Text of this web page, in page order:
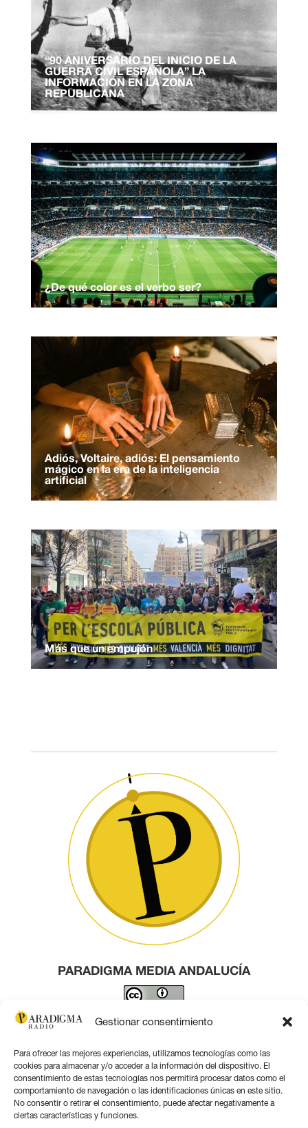
Gestionar consentimiento
Para ofrecer las mejores experiencias, utilizamos tecnologías como las
cookies para almacenar y/o acceder a la información del dispositivo. El
consentimiento de estas tecnologías nos permitirá procesar datos como el
comportamiento de navegación o las identificaciones únicas en este sitio.
No consentir o retirar el consentimiento, puede afectar negativamente a
ciertas características y funciones.
“90 ANIVERSARIO DEL INICIO DE LA
GUERRA CIVIL ESPAÑOLA” LA
INFORMACIÓN EN LA ZONA
REPUBLICANA
¿De qué color es el verbo ser?
Adiós, Voltaire, adiós: El pensamiento
mágico en la era de la inteligencia
artificial
Más que un empujón
PARADIGMA MEDIA ANDALUCÍA
Este obra está bajo una licencia de Creative Commons
Contacto por correo